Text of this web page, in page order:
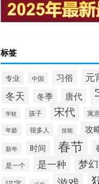
标签
专业 中国 习俗 元
冬天 冬季 唐代
学校 孩子 宋代 寓
年龄 很多人 技能 攻
新年 时间 春节
是一个 是一种 梦